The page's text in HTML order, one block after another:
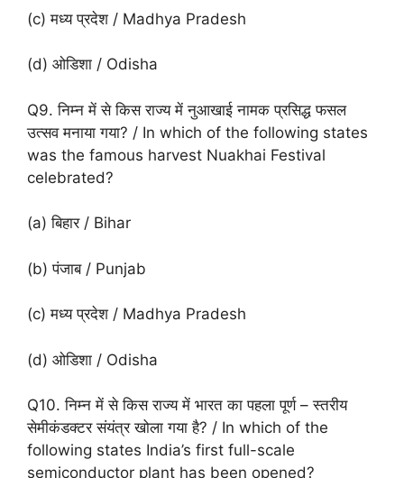
(c) मध्य प्रदेश / Madhya Pradesh
(d) ओडिशा / Odisha
Q9. निम्न में से किस राज्य में नुआखाई नामक प्रसिद्ध फसल
उत्सव मनाया गया? / In which of the following states
was the famous harvest Nuakhai Festival
celebrated?
(a) बिहार / Bihar
(b) पंजाब / Punjab
(c) मध्य प्रदेश / Madhya Pradesh
(d) ओडिशा / Odisha
Q10. निम्न में से किस राज्य में भारत का पहला पूर्ण – स्तरीय
सेमीकंडक्टर संयंत्र खोला गया है? / In which of the
following states India’s first full-scale
semiconductor plant has been opened?